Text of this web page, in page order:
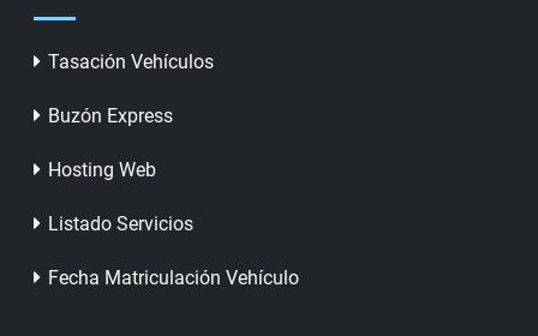
Tasación Vehículos
Buzón Express
Hosting Web
Listado Servicios
Fecha Matriculación Vehículo